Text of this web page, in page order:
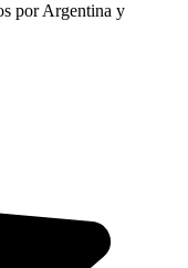
por Argentina y